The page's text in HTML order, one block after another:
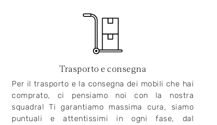
Trasporto e consegna
Per il trasporto e la consegna dei mobili che hai
comprato, ci pensiamo noi con la nostra
squadra! Ti garantiamo massima cura, siamo
puntuali e attentissimi in ogni fase, dal